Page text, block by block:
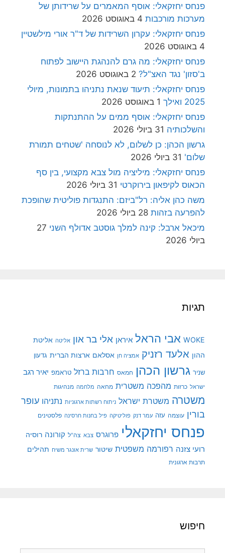
פנחס יחזקאלי: אוסף המאמרים על שרידותן של
מערכות מורכבות 4 באוגוסט 2026
פנחס יחזקאלי: עקרון השרידות של ד"ר אורי מילשטיין
4 באוגוסט 2026
פנחס יחזקאלי: מה גרם להנהגת היישוב לפתוח
ב'סזון' נגד האצ"ל? 2 באוגוסט 2026
פנחס יחזקאלי: תיעוד שנאת נתניהו בתמונות, מיולי
2025 ואילך
1 באוגוסט 2026
פנחס יחזקאלי: אוסף ממים על ההתנתקות
והשלכותיה 31 ביולי 2026
גרשון הכהן: כן לשלום, לא לנוסחה 'שטחים תמורת
שלום' 31 ביולי 2026
פנחס יחזקאלי: מיליציה מול צבא מקצועי, בין סף
הכאוס לקיפאון בירוקרטי 31 ביולי 2026
משה כהן אליה: רל"ביזם: התנגדות פוליטית שהופכת
להפרעה בזהות 28 ביולי 2026
מיכאל ארבל: קינה למלך גוסטב אדולף השני 27
ביולי 2026
תגיות
WOKE אבי הראל איראן אלי בר און אליטה אליטת
ההון אלעד רזניק אמציה חן אסלאם ארצות הברית גדעון
שניר גרשון הכהן חמאס חרבות ברזל טראמפ יאיר רגב
ישראל כרזות מהפכה משטרית מחאה מלחמה מנהיגות
משטרה משטרת ישראל ניתוח רשתות ארגוניות נתניהו עופר
בורין עוצמה עזה עמר דנק פוליטיקה פיל בחנות חרסינה פלסטינים
פנחס יחזקאלי פרוגרס צבא צה"ל קורונה רוסיה
רועי צזנה רפורמה משפטית שיטור שרית אונגר משיח תהילים
תרבות ארגונית
חיפוש